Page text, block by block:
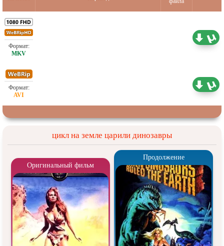
цикл на земле царили динозавры
Оригинальный фильм
Продолжение